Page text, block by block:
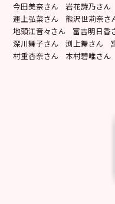
今田美奈さん 岩花詩乃さ
運上弘菜さん 熊沢世莉奈
地頭江音々さん 冨吉明日香
深川舞子さん 渕上舞さん
村重杏奈さん 本村碧唯さん